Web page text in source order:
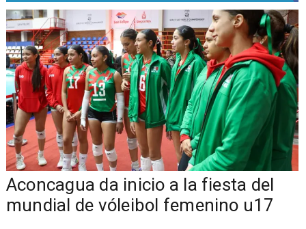
Aconcagua da inicio a la fiesta del
mundial de vóleibol femenino u17